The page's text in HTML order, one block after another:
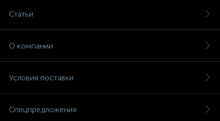
Статьи
О компании
Условия поставки
Спецпредложения